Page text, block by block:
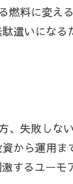
料に変え
遣いになる
、失敗しな
から運用ま
するユーモ